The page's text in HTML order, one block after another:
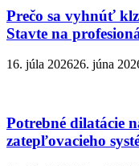
Prečo sa vyhnúť
Stavte na
16. júla 202626. júna
Potrebné dilatácie
zatepľovacieho